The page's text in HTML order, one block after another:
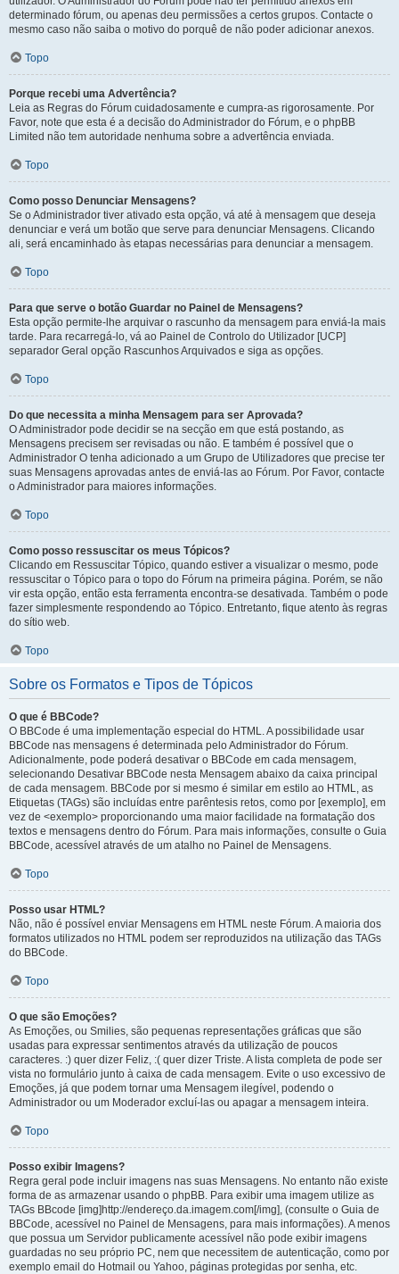
determinado fórum, ou apenas deu permissões a certos grupos. Contacte o
mesmo caso não saiba o motivo do porquê de não poder adicionar anexos.
Topo
Porque recebi uma Advertência?
Leia as Regras do Fórum cuidadosamente e cumpra-as rigorosamente. Por
Favor, note que esta é a decisão do Administrador do Fórum, e o phpBB
Limited não tem autoridade nenhuma sobre a advertência enviada.
Topo
Como posso Denunciar Mensagens?
Se o Administrador tiver ativado esta opção, vá até à mensagem que deseja
denunciar e verá um botão que serve para denunciar Mensagens. Clicando
ali, será encaminhado às etapas necessárias para denunciar a mensagem.
Topo
Para que serve o botão Guardar no Painel de Mensagens?
Esta opção permite-lhe arquivar o rascunho da mensagem para enviá-la mais
tarde. Para recarregá-lo, vá ao Painel de Controlo do Utilizador [UCP]
separador Geral opção Rascunhos Arquivados e siga as opções.
Topo
Do que necessita a minha Mensagem para ser Aprovada?
O Administrador pode decidir se na secção em que está postando, as
Mensagens precisem ser revisadas ou não. E também é possível que o
Administrador O tenha adicionado a um Grupo de Utilizadores que precise ter
suas Mensagens aprovadas antes de enviá-las ao Fórum. Por Favor, contacte
o Administrador para maiores informações.
Topo
Como posso ressuscitar os meus Tópicos?
Clicando em Ressuscitar Tópico, quando estiver a visualizar o mesmo, pode
ressuscitar o Tópico para o topo do Fórum na primeira página. Porém, se não
vir esta opção, então esta ferramenta encontra-se desativada. Também o pode
fazer simplesmente respondendo ao Tópico. Entretanto, fique atento às regras
do sítio web.
Topo
Sobre os Formatos e Tipos de Tópicos
O que é BBCode?
O BBCode é uma implementação especial do HTML. A possibilidade usar
BBCode nas mensagens é determinada pelo Administrador do Fórum.
Adicionalmente, pode poderá desativar o BBCode em cada mensagem,
selecionando Desativar BBCode nesta Mensagem abaixo da caixa principal
de cada mensagem. BBCode por si mesmo é similar em estilo ao HTML, as
Etiquetas (TAGs) são incluídas entre parêntesis retos, como por [exemplo], em
vez de <exemplo> proporcionando uma maior facilidade na formatação dos
textos e mensagens dentro do Fórum. Para mais informações, consulte o Guia
BBCode, acessível através de um atalho no Painel de Mensagens.
Topo
Posso usar HTML?
Não, não é possível enviar Mensagens em HTML neste Fórum. A maioria dos
formatos utilizados no HTML podem ser reproduzidos na utilização das TAGs
do BBCode.
Topo
O que são Emoções?
As Emoções, ou Smilies, são pequenas representações gráficas que são
usadas para expressar sentimentos através da utilização de poucos
caracteres. :) quer dizer Feliz, :( quer dizer Triste. A lista completa de pode ser
vista no formulário junto à caixa de cada mensagem. Evite o uso excessivo de
Emoções, já que podem tornar uma Mensagem ilegível, podendo o
Administrador ou um Moderador excluí-las ou apagar a mensagem inteira.
Topo
Posso exibir Imagens?
Regra geral pode incluir imagens nas suas Mensagens. No entanto não existe
forma de as armazenar usando o phpBB. Para exibir uma imagem utilize as
TAGs BBcode [img]http://endereço.da.imagem.com[/img], (consulte o Guia de
BBCode, acessível no Painel de Mensagens, para mais informações). A menos
que possua um Servidor publicamente acessível não pode exibir imagens
guardadas no seu próprio PC, nem que necessitem de autenticação, como por
exemplo email do Hotmail ou Yahoo, páginas protegidas por senha, etc.